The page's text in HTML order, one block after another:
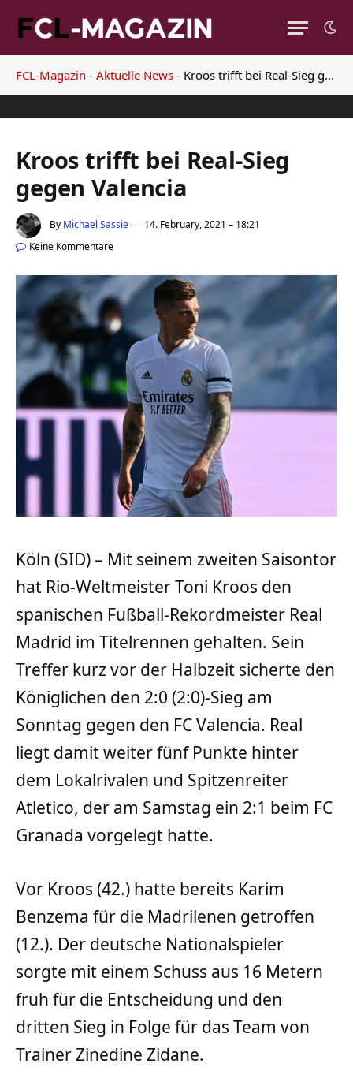
FCL-Magazin - Aktuelle News - Kroos trifft bei Real-Sieg gegen Valencia
Kroos trifft bei Real-Sieg
gegen Valencia
By Michael Sassie
14. February, 2021 – 18:21
Keine Kommentare
Köln (SID) – Mit seinem zweiten Saisontor
hat Rio-Weltmeister Toni Kroos den
spanischen Fußball-Rekordmeister Real
Madrid im Titelrennen gehalten. Sein
Treffer kurz vor der Halbzeit sicherte den
Königlichen den 2:0 (2:0)-Sieg am
Sonntag gegen den FC Valencia. Real
liegt damit weiter fünf Punkte hinter
dem Lokalrivalen und Spitzenreiter
Atletico, der am Samstag ein 2:1 beim FC
Granada vorgelegt hatte.
Vor Kroos (42.) hatte bereits Karim
Benzema für die Madrilenen getroffen
(12.). Der deutsche Nationalspieler
sorgte mit einem Schuss aus 16 Metern
früh für die Entscheidung und den
dritten Sieg in Folge für das Team von
Trainer Zinedine Zidane.